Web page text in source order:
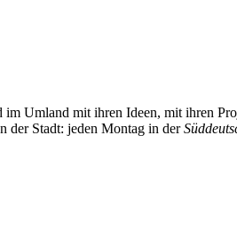
Umland mit ihren Ideen, mit ihren
der Stadt: jeden Montag in der